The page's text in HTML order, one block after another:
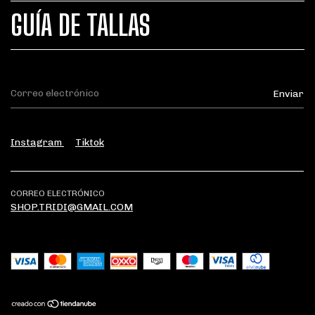
GUÍA DE TALLAS
Instagram Tiktok
CORREO ELECTRÓNICO
SHOP.TRIDI@GMAIL.COM